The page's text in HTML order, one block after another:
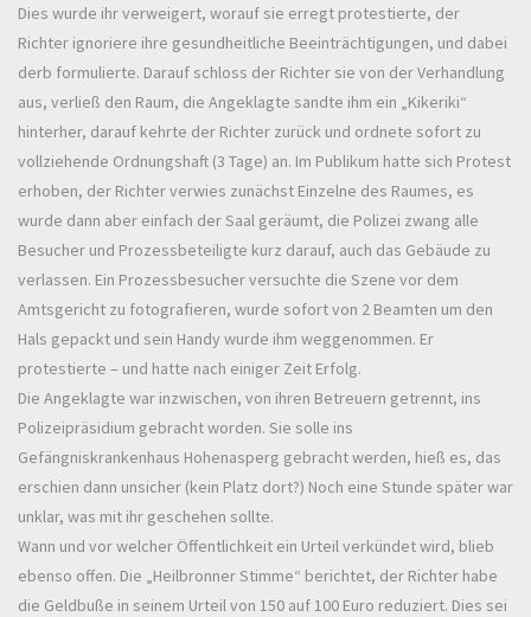
Dies wurde ihr verweigert, worauf sie erregt protestierte, der
Richter ignoriere ihre gesundheitliche Beeinträchtigungen, und dabei
derb formulierte. Darauf schloss der Richter sie von der Verhandlung
aus, verließ den Raum, die Angeklagte sandte ihm ein „Kikeriki“
hinterher, darauf kehrte der Richter zurück und ordnete sofort zu
vollziehende Ordnungshaft (3 Tage) an. Im Publikum hatte sich Protest
erhoben, der Richter verwies zunächst Einzelne des Raumes, es
wurde dann aber einfach der Saal geräumt, die Polizei zwang alle
Besucher und Prozessbeteiligte kurz darauf, auch das Gebäude zu
verlassen. Ein Prozessbesucher versuchte die Szene vor dem
Amtsgericht zu fotografieren, wurde sofort von 2 Beamten um den
Hals gepackt und sein Handy wurde ihm weggenommen. Er
protestierte – und hatte nach einiger Zeit Erfolg.
Die Angeklagte war inzwischen, von ihren Betreuern getrennt, ins
Polizeipräsidium gebracht worden. Sie solle ins
Gefängniskrankenhaus Hohenasperg gebracht werden, hieß es, das
erschien dann unsicher (kein Platz dort?) Noch eine Stunde später war
unklar, was mit ihr geschehen sollte.
Wann und vor welcher Öffentlichkeit ein Urteil verkündet wird, blieb
ebenso offen. Die „Heilbronner Stimme“ berichtet, der Richter habe
die Geldbuße in seinem Urteil von 150 auf 100 Euro reduziert. Dies sei